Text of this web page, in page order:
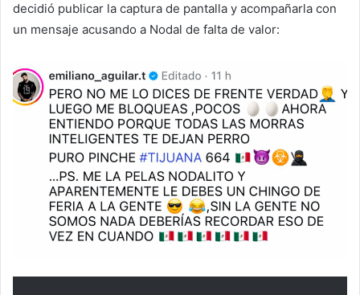
decidió publicar la captura de pantalla y acompañarla con
un mensaje acusando a Nodal de falta de valor: